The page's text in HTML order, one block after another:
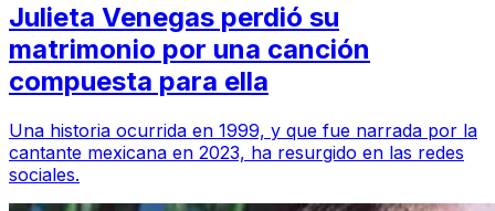
Julieta Venegas perdió su
matrimonio por una canción
compuesta para ella
Una historia ocurrida en 1999, y que fue narrada por la
cantante mexicana en 2023, ha resurgido en las redes
sociales.